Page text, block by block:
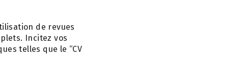
de revues
Incitez vos
telles que le “CV